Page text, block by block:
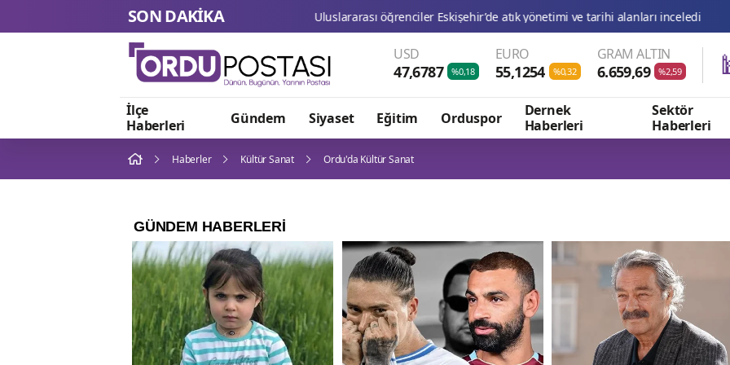
SON DAKİKA
USD
47,6787 %0,18
EURO
55,1254 %0,32
GRAM ALTIN
6.659,69 %2,59
İlçe
Haberleri
Gündem Siyaset Eğitim Orduspor
Dernek
Haberleri
Sektör
Haberleri
Haberler Kültür Sanat Ordu'da Kültür Sanat